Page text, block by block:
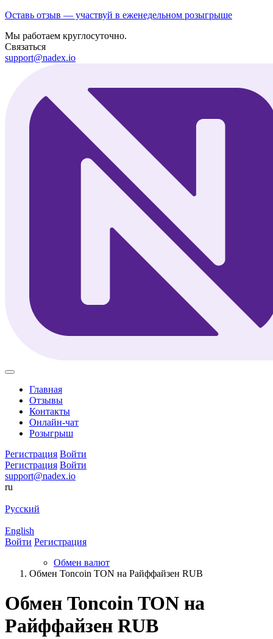
Оставь отзыв — участвуй в еженедельном розыгрыше
Мы работаем круглосуточно.
Связаться
support@nadex.io
Главная
Отзывы
Контакты
Онлайн-чат
Розыгрыш
Регистрация Войти
Регистрация Войти
support@nadex.io
ru
Русский
English
Войти Регистрация
Обмен валют
Обмен Toncoin TON на Райффайзен RUB
Обмен Toncoin TON на
Райффайзен RUB